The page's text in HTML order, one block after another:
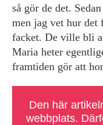
så gör de det.
men jag vet hur det
facket. De ville bli
Maria heter
framtiden gör att
Den här
webbplats.